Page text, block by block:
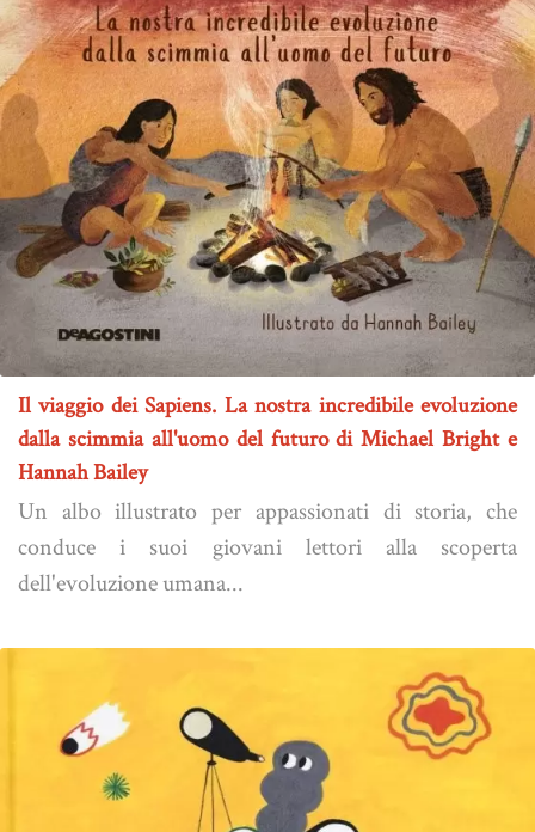
Il viaggio dei Sapiens. La nostra incredibile evoluzione
dalla scimmia all'uomo del futuro di Michael Bright e
Hannah Bailey
Un albo illustrato per appassionati di storia, che
conduce i suoi giovani lettori alla scoperta
dell'evoluzione umana...